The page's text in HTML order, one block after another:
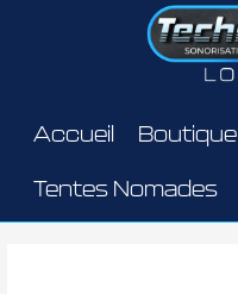
Accueil Boutique
Tentes Nomades